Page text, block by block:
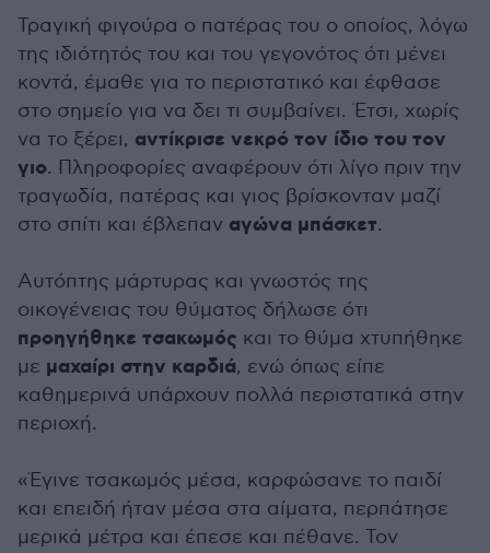
Τραγική φιγούρα ο πατέρας του ο οποίος, λόγω
της ιδιότητός του και του γεγονότος ότι μένει
κοντά, έμαθε για το περιστατικό και έφθασε
στο σημείο για να δει τι συμβαίνει. Έτσι, χωρίς
να το ξέρει, αντίκρισε νεκρό τον ίδιο του τον
γιο. Πληροφορίες αναφέρουν ότι λίγο πριν την
τραγωδία, πατέρας και γιος βρίσκονταν μαζί
στο σπίτι και έβλεπαν αγώνα μπάσκετ.
Αυτόπτης μάρτυρας και γνωστός της
οικογένειας του θύματος δήλωσε ότι
προηγήθηκε τσακωμός και το θύμα χτυπήθηκε
με μαχαίρι στην καρδιά, ενώ όπως είπε
καθημερινά υπάρχουν πολλά περιστατικά στην
περιοχή.
«Έγινε τσακωμός μέσα, καρφώσανε το παιδί
και επειδή ήταν μέσα στα αίματα, περπάτησε
μερικά μέτρα και έπεσε και πέθανε. Τον